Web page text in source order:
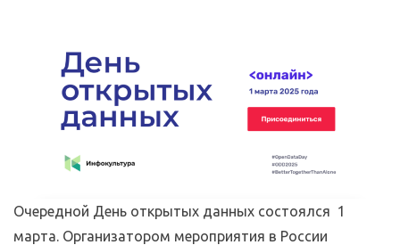
Очередной День открытых данных состоялся 1
марта. Организатором мероприятия в России